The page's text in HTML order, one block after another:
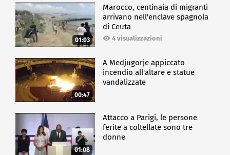
01:03
Marocco, centinaia di migranti
arrivano nell'enclave spagnola
di Ceuta
4 visualizzazioni
00:47
A Medjugorje appiccato
incendio all'altare e statue
vandalizzate
01:08
Attacco a Parigi, le persone
ferite a coltellate sono tre
donne